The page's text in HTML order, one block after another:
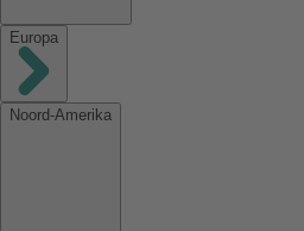
Europa
Noord-Amerika